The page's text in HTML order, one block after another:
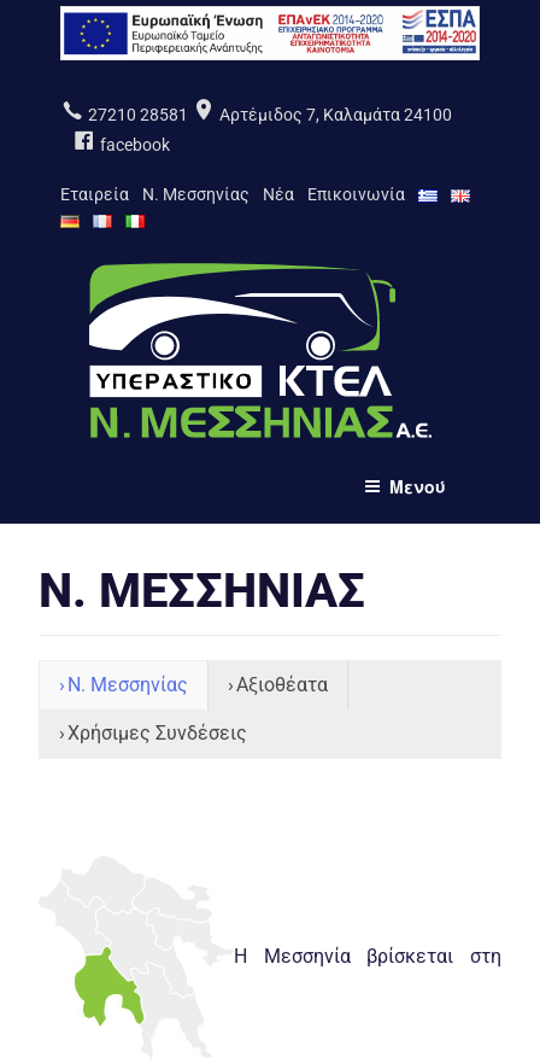
Μετάβαση
27210 28581
Αρτέμιδος 7, Καλαμάτα 24100
facebook
Εταιρεία Ν. Μεσσηνίας Νέα Επικοινωνία
ΚΤΕΛ Ν. ΜΕΣΣΗΝΙΑΣ Α.Ε.Μενού
Ν. ΜΕΣΣΗΝΊΑΣ
Ν. Μεσσηνίας Αξιοθέατα
Χρήσιμες Συνδέσεις
Η Μεσσηνία βρίσκεται στη